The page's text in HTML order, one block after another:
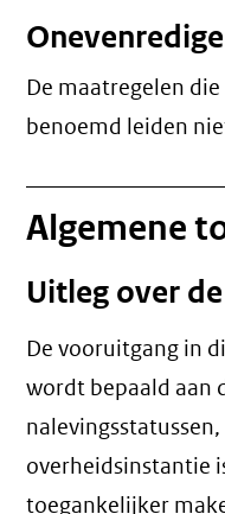
De maatregelen
benoemd leiden
Algemene
Uitleg over
De vooruitgang in
wordt bepaald aan
overheidsinstantie
toegankelijker